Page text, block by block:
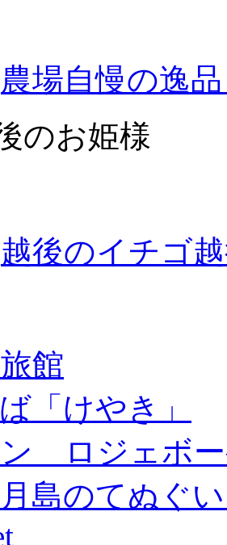
農場自慢の逸
のお姫様
越後のイチゴ
館
「けやき」
ロジェボ
島のてぬぐ